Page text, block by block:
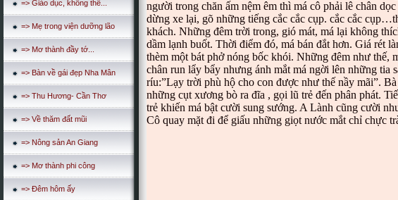
=> Giáo dục, không thể...
=> Mẹ trong viện dưỡng lão
=> Mơ thành đầy tớ...
=> Bàn về gái đẹp Nha Mân
=> Thu Hương- Cần Thơ
=> Về thăm đất mũi
=> Nông sản An Giang
=> Mơ thành phi công
=> Đêm hôm ấy
người trong chăn ấm nệm êm thì má cô phải lê chân
dừng xe lại, gõ những tiếng cắc cắc cụp. cắc cắc
khách. Những đêm trời trong, gió mát, má lại không
dầm lạnh buốt. Thời điểm đó, má bán đắt hơn. Giá rét
thèm một bát phở nóng bốc khói. Những đêm như thế,
chân run lẩy bẩy nhưng ánh mắt má ngời lên những tia
ríu:”Lạy trời phù hộ cho con được như thế nầy mãi”.
những cụt xương bò ra đĩa , gọi lũ trẻ đến phân phát.
trẻ khiến má bật cười sung sướng. A Lành cũng cười
Cô quay mặt đi để giấu những giọt nước mắt chỉ chực